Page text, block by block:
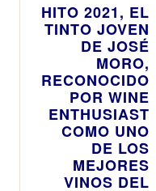
HITO 2021, EL
TINTO JOVEN
DE JOSÉ
MORO,
RECONOCIDO
POR WINE
ENTHUSIAST
COMO UNO
DE LOS
MEJORES
VINOS DEL